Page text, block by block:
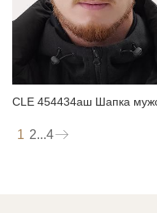
CLE 454434аш Шапка
1 2...4